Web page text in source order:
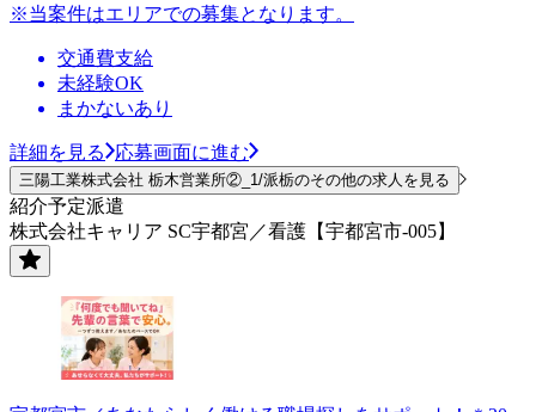
※当案件はエリアでの募集となります。
交通費支給
未経験OK
まかないあり
詳細を見る 応募画面に進む
三陽工業株式会社 栃木営業所②_1/派栃のその他の求人を見る
紹介予定派遣
株式会社キャリア SC宇都宮／看護【宇都宮市-005】